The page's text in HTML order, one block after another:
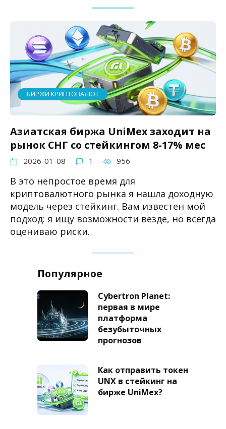
БИРЖИ КРИПТОВАЛЮТ
Азиатская биржа UniMex заходит на
рынок СНГ со стейкингом 8-17% мес
2026-01-08 1 956
В это непростое время для
криптовалютного рынка я нашла доходную
модель через стейкинг. Вам известен мой
подход: я ищу возможности везде, но всегда
оцениваю риски.
Популярное
Cybertron Planet:
первая в мире
платформа
безубыточных
прогнозов
Как отправить токен
UNX в стейкинг на
бирже UniMex?